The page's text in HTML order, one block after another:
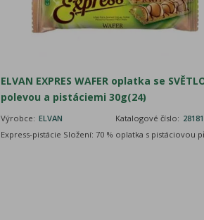
ELVAN EXPRES WAFER oplatka se
polevou a pistáciemi 30g(24)
Výrobce: ELVAN Katalogové číslo: 28181
Express-pistácie Složení: 70 % oplatka s pistáciovou